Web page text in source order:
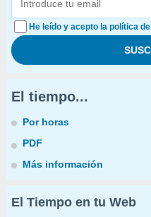
He leído y acepto la política
El tiempo...
Por horas
PDF
Más información
El Tiempo en tu Web